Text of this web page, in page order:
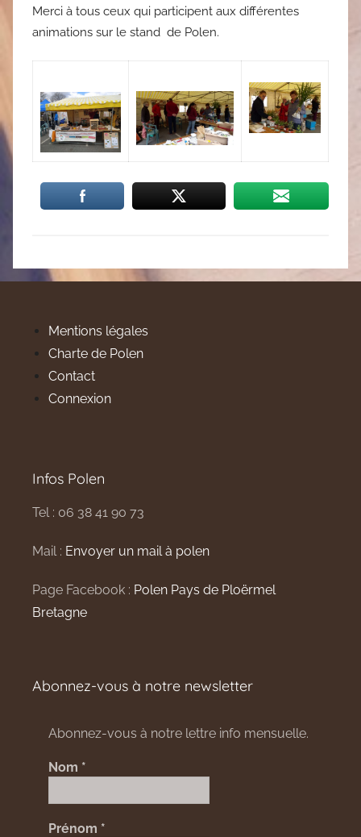
Merci à tous ceux qui participent aux différentes
animations sur le stand de Polen.
Mentions légales
Charte de Polen
Contact
Connexion
Infos Polen
Tel : 06 38 41 90 73
Mail : Envoyer un mail à polen
Page Facebook : Polen Pays de Ploërmel
Bretagne
Abonnez-vous à notre newsletter
Abonnez-vous à notre lettre info mensuelle.
Nom *
Prénom *